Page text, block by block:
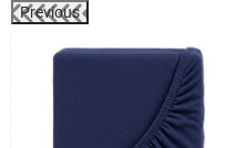
Previous